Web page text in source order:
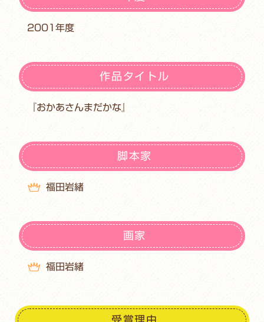
2001年度
作品タイトル
『おかあさんまだかな』
脚本家
福田岩緒
画家
福田岩緒
受賞理由